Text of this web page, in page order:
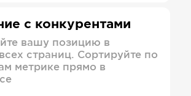
с конкурентами
вашу позицию в
страниц. Сортируйте по
метрике прямо в